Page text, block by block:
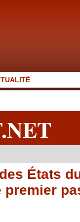
États
premier